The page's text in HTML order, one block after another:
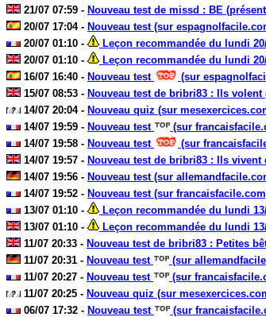
21/07 07:59 - Nouveau test de missd : BE
20/07 17:04 - Nouveau test (sur
20/07 01:10 -
Leçon recommandée du lundi
20/07 01:10 -
Leçon recommandée du lundi
16/07 16:40 - Nouveau test
(sur
15/07 08:53 - Nouveau test de bribri83 : Ils volent
14/07 20:04 - Nouveau quiz (sur
14/07 19:59 - Nouveau test
(sur
14/07 19:58 - Nouveau test
(sur
14/07 19:57 - Nouveau test de bribri83 : Ils vivent
14/07 19:56 - Nouveau test (sur
14/07 19:52 - Nouveau test (sur
13/07 01:10 -
Leçon recommandée du lundi
13/07 01:10 -
Leçon recommandée du lundi
11/07 20:33 - Nouveau test de bribri83 : Petites
11/07 20:31 - Nouveau test
(sur
11/07 20:27 - Nouveau test
(sur
11/07 20:25 - Nouveau quiz (sur
06/07 17:32 - Nouveau test
(sur